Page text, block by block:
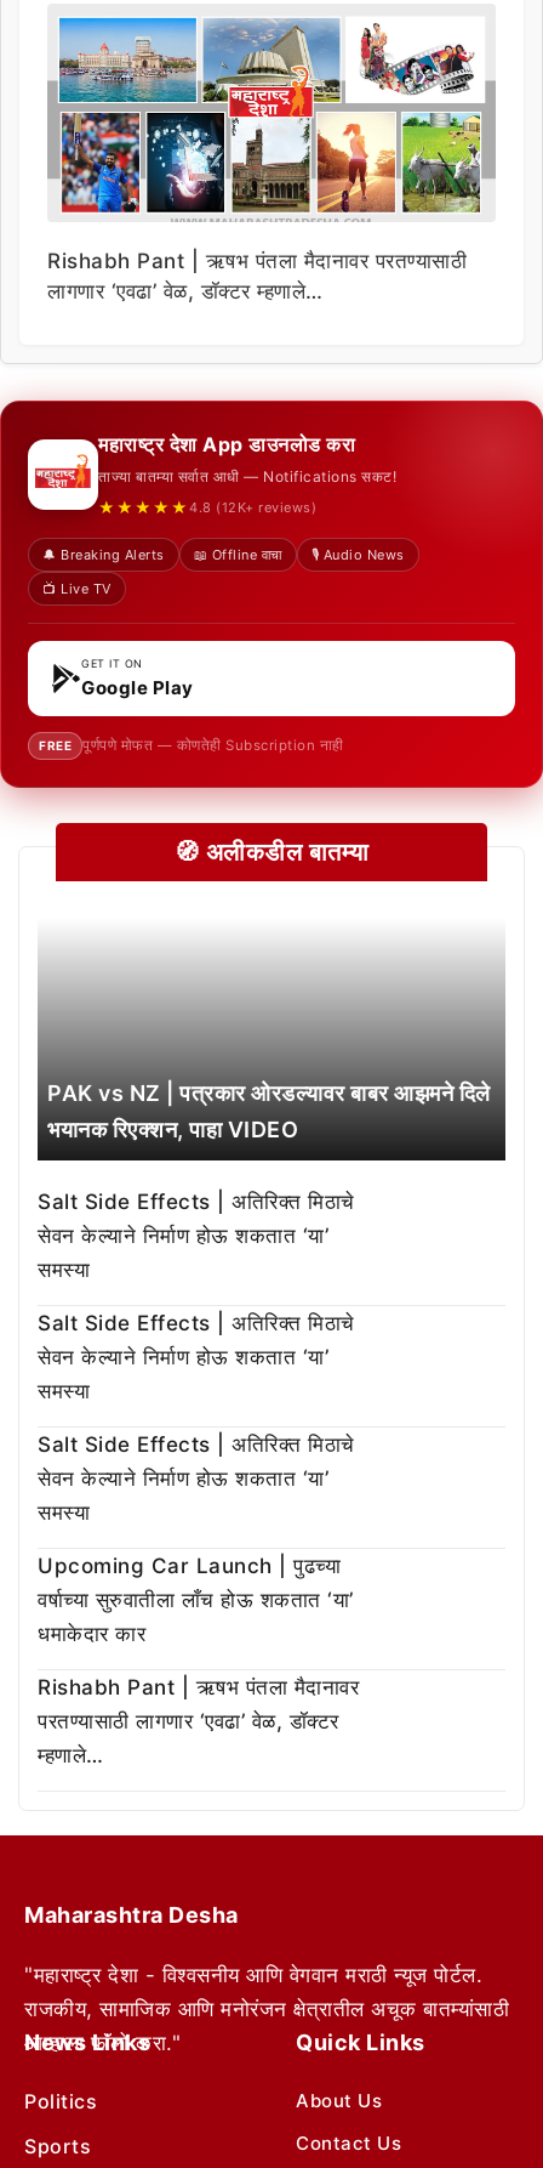
Rishabh Pant | ऋषभ पंतला मैदानावर परतण्यासाठी
लागणार ‘एवढा’ वेळ, डॉक्टर म्हणाले…
महाराष्ट्र देशा App डाउनलोड करा
ताज्या बातम्या सर्वात आधी — Notifications सकट!
★★★★★ 4.8 (12K+ reviews)
🔔 Breaking Alerts 📖 Offline वाचा
🎙️ Audio News
📺 Live TV
GET IT ON
Google Play
FREE पूर्णपणे मोफत — कोणतेही Subscription नाही
🧭 अलीकडील बातम्या
PAK vs NZ | पत्रकार ओरडल्यावर बाबर आझमने दिले
भयानक रिएक्शन, पाहा VIDEO
Salt Side Effects | अतिरिक्त मिठाचे
सेवन केल्याने निर्माण होऊ शकतात ‘या’
समस्या
Salt Side Effects | अतिरिक्त मिठाचे
सेवन केल्याने निर्माण होऊ शकतात ‘या’
समस्या
Salt Side Effects | अतिरिक्त मिठाचे
सेवन केल्याने निर्माण होऊ शकतात ‘या’
समस्या
Upcoming Car Launch | पुढच्या
वर्षाच्या सुरुवातीला लाँच होऊ शकतात ‘या’
धमाकेदार कार
Rishabh Pant | ऋषभ पंतला मैदानावर
परतण्यासाठी लागणार ‘एवढा’ वेळ, डॉक्टर
म्हणाले…
Maharashtra Desha
"महाराष्ट्र देशा - विश्वसनीय आणि वेगवान मराठी न्यूज पोर्टल.
राजकीय, सामाजिक आणि मनोरंजन क्षेत्रातील अचूक बातम्यांसाठी
आम्हाला फॉलो करा."
News Links
Politics
Sports
Quick Links
About Us
Contact Us